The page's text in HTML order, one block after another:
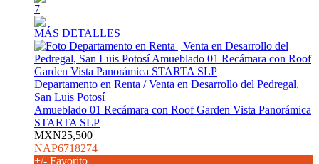
7
MÁS DETALLES
Departamento en Renta / Venta en Desarrollo del Pedregal,
San Luis Potosí
Amueblado 01 Recámara con Roof Garden Vista Panorámica
STARTA SLP
MXN25,500
NAP6718274
+/- Favorito